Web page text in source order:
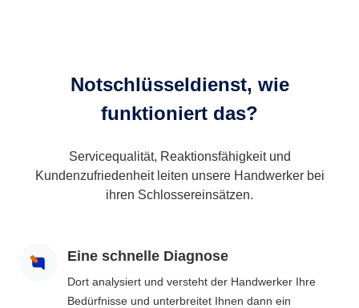
Notschlüsseldienst, wie
funktioniert das?
Servicequalität, Reaktionsfähigkeit und
Kundenzufriedenheit leiten unsere Handwerker bei
ihren Schlossereinsätzen.
Eine schnelle Diagnose
Dort analysiert und versteht der Handwerker Ihre
Bedürfnisse und unterbreitet Ihnen dann ein